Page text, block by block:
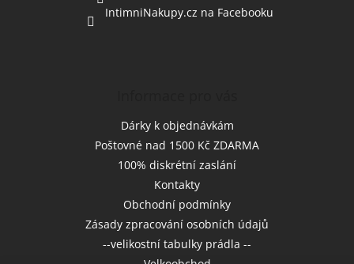
IntimniNakupy.cz na Facebooku
Dárky k objednávkám
Poštovné nad 1500 Kč ZDARMA
100% diskrétní zaslání
Kontakty
Obchodní podmínky
Zásady zpracování osobních údajů
--velikostní tabulky prádla --